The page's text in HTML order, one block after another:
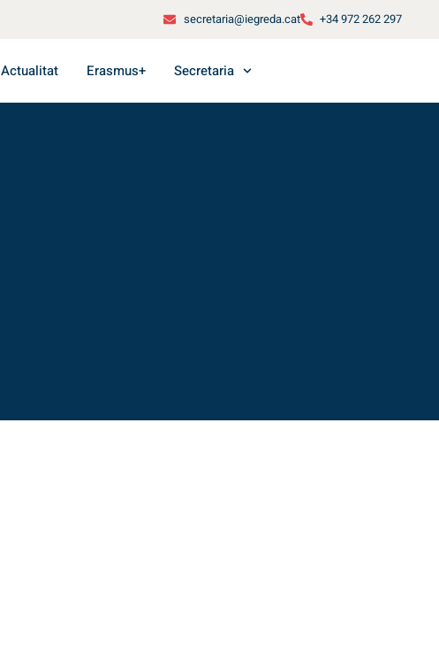
secretaria@iegreda.cat +34 972 262 297
Actualitat Erasmus+ Secretaria